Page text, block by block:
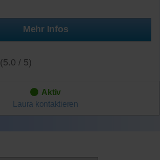
Mehr Infos
(5.0 / 5)
Aktiv
Laura kontaktieren